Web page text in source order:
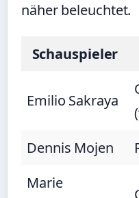
näher beleuchtet.
Schauspieler
Emilio Sakraya
Dennis Mojen
Marie